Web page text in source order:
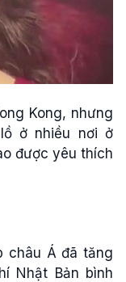
Kong, nhưng
ở nhiều nơi ở
được yêu thích
châu Á đã tăng
Nhật Bản bình